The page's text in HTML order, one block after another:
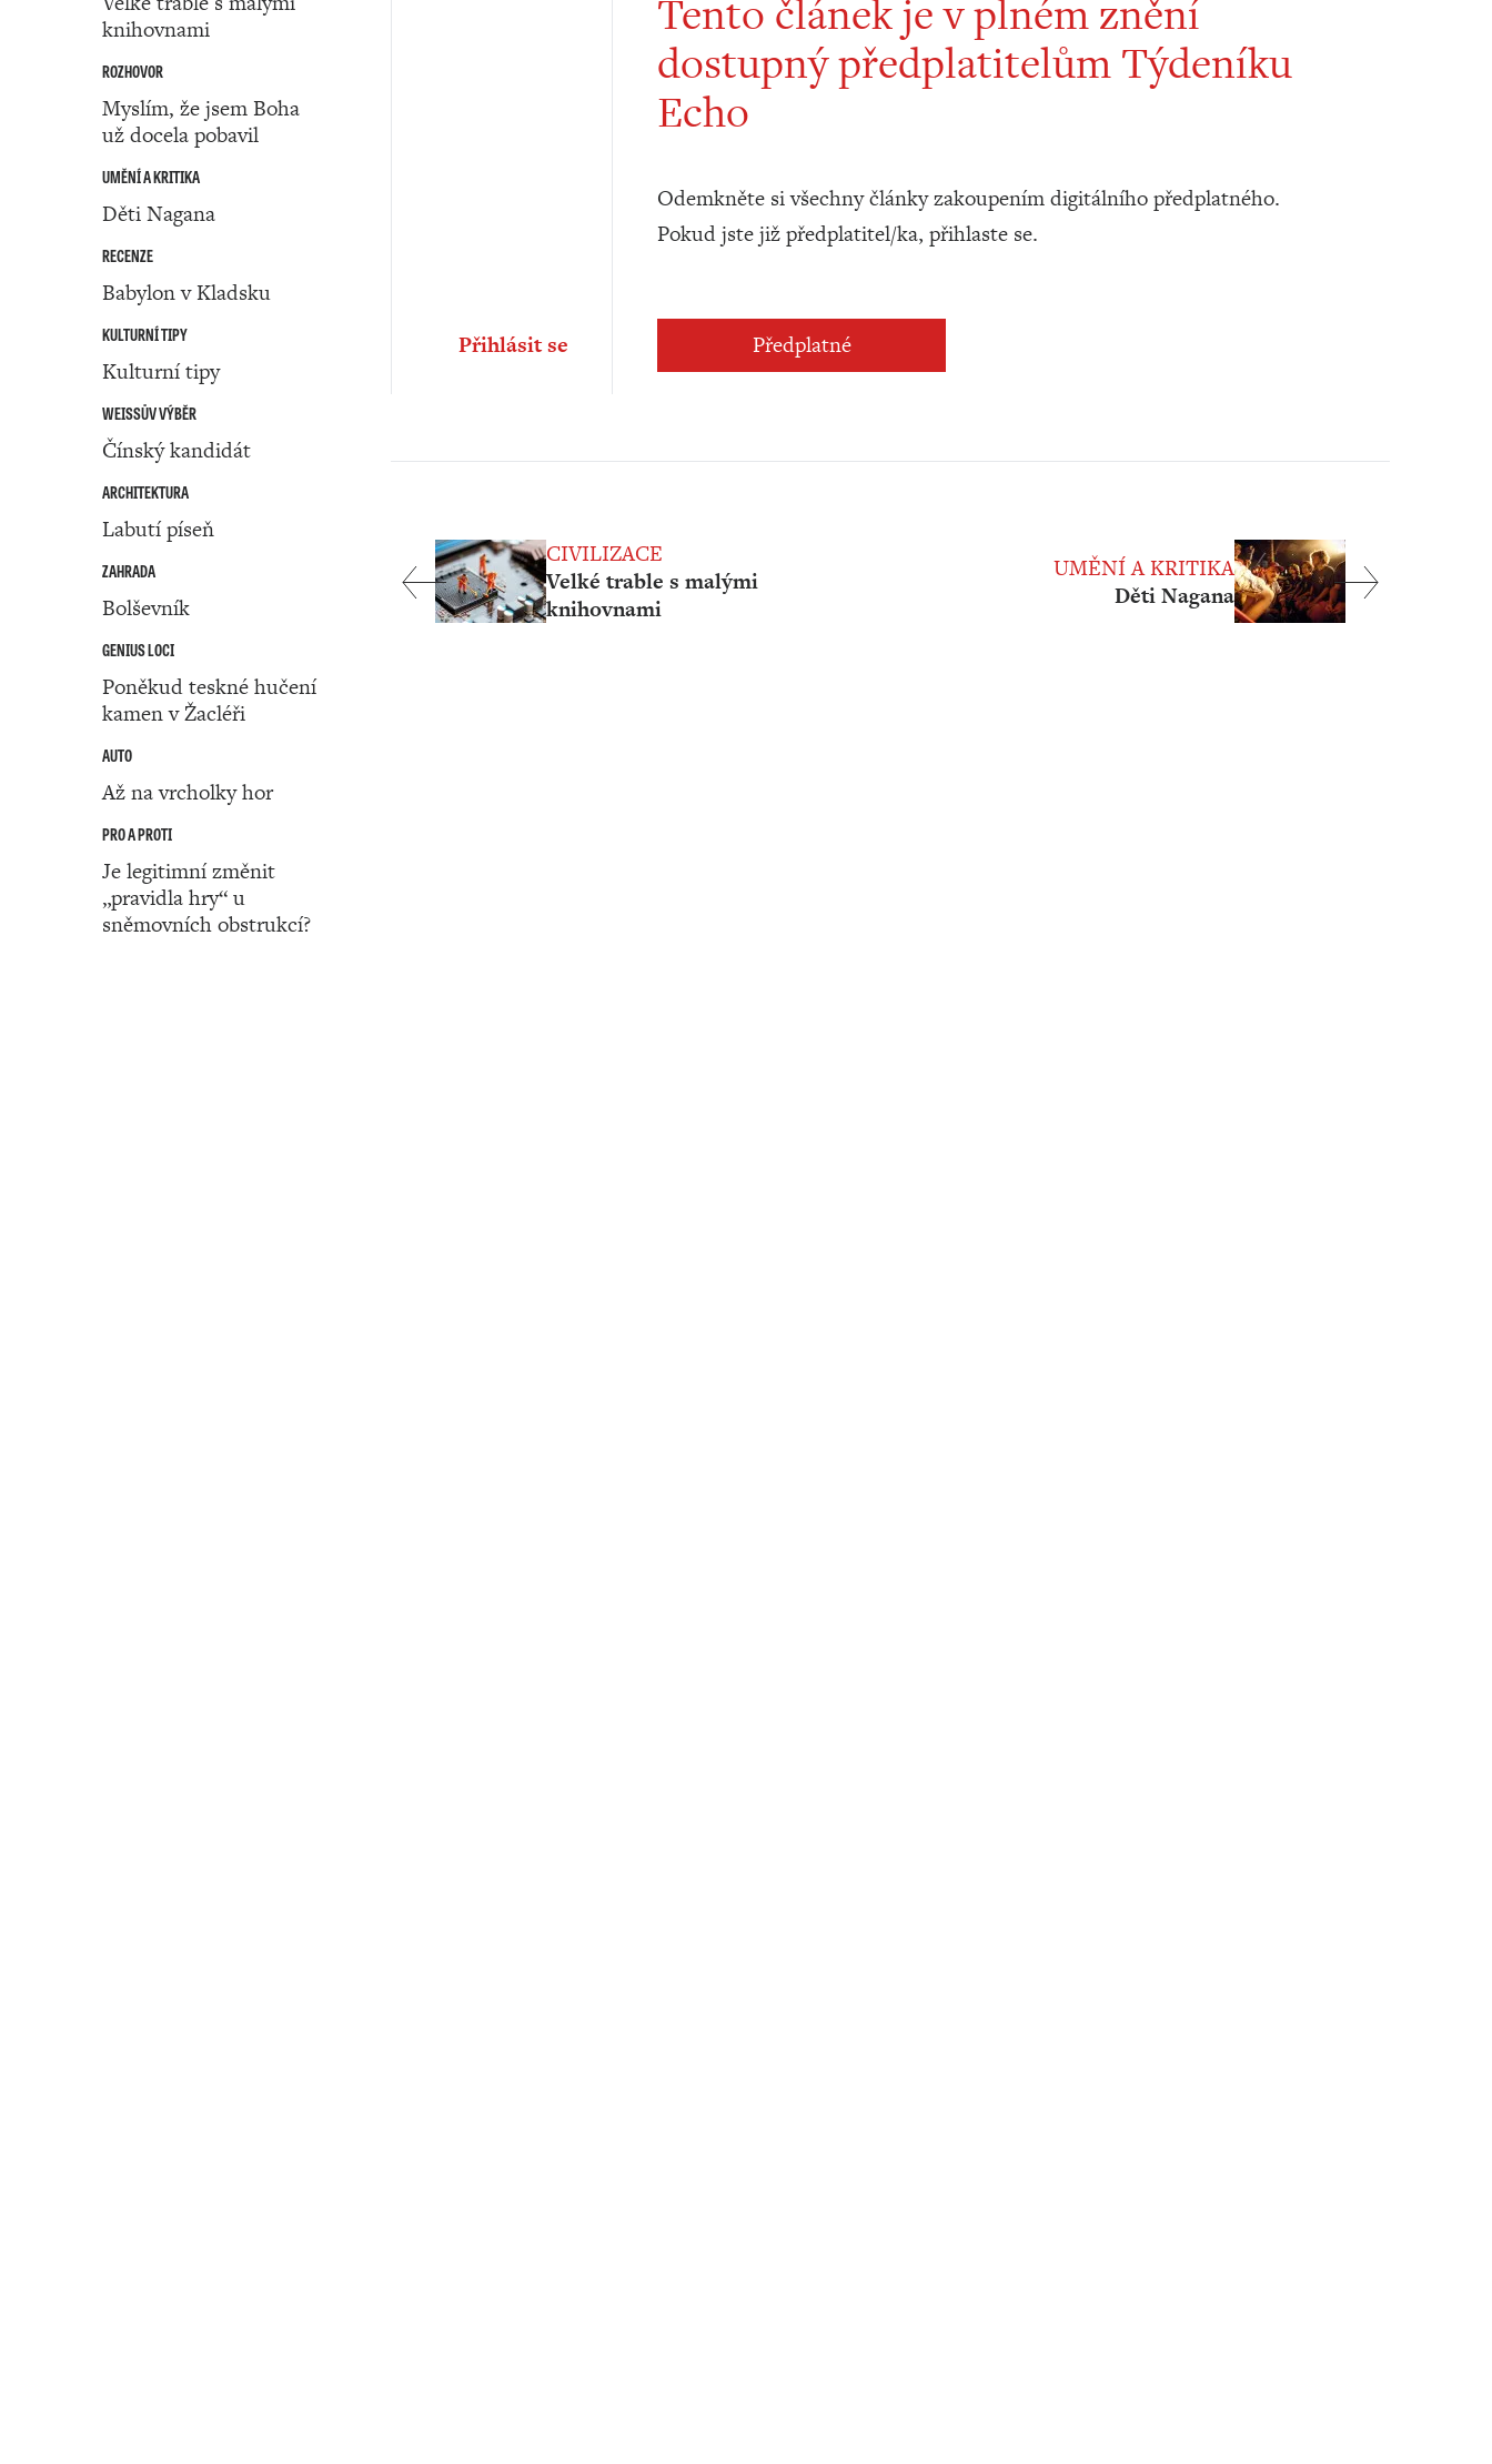
knihovnami
ROZHOVOR
Myslím, že jsem Boha
už docela pobavil
UMĚNÍ A KRITIKA
Děti Nagana
RECENZE
Babylon v Kladsku
KULTURNÍ TIPY
Kulturní tipy
WEISSŮV VÝBĚR
Čínský kandidát
ARCHITEKTURA
Labutí píseň
ZAHRADA
Bolševník
GENIUS LOCI
Poněkud teskné hučení
kamen v Žacléři
AUTO
Až na vrcholky hor
PRO A PROTI
Je legitimní změnit
„pravidla hry“ u
sněmovních obstrukcí?
Tento článek je v plném znění
dostupný předplatitelům Týdeníku
Echo
Odemkněte si všechny články zakoupením digitálního předplatného.
Pokud jste již předplatitel/ka, přihlaste se.
Předplatné
Přihlásit se
UMĚNÍ A KRITIKA
Děti Nagana
CIVILIZACE
Velké trable s malými
knihovnami